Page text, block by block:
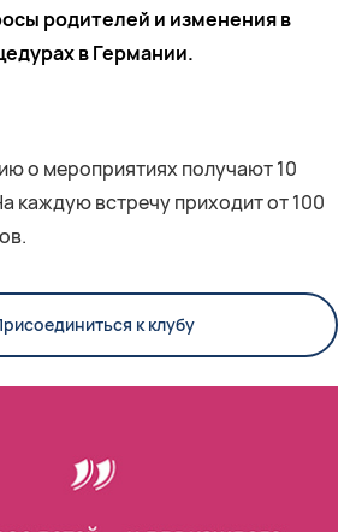
родителей и изменения в
в Германии.
о мероприятиях получают 10
каждую встречу приходит от 100
к клубу